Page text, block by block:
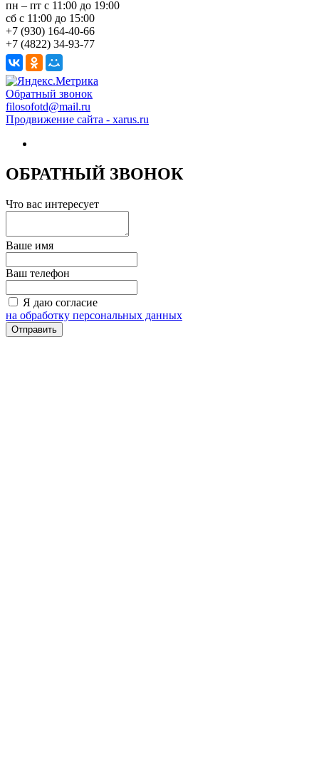
пн – пт с 11:00 до 19:00
сб с 11:00 до 15:00
+7 (930) 164-40-66
+7 (4822) 34-93-77
Обратный звонок
filosofotd@mail.ru
Продвижение сайта - xarus.ru
ОБРАТНЫЙ ЗВОНОК
Что вас интересует
Ваше имя
Ваш телефон
Я даю согласие
на обработку персональных данных